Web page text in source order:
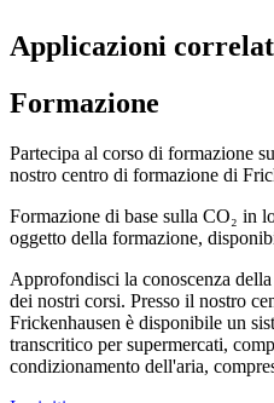
Applicazioni
Formazione
Partecipa al corso di formazione
nostro centro di formazione di
Formazione di base sulla CO₂ in
oggetto della formazione,
Approfondisci la conoscenza
dei nostri corsi. Presso il nostro
Frickenhausen è disponibile un
transcritico per supermercati,
condizionamento dell'aria,